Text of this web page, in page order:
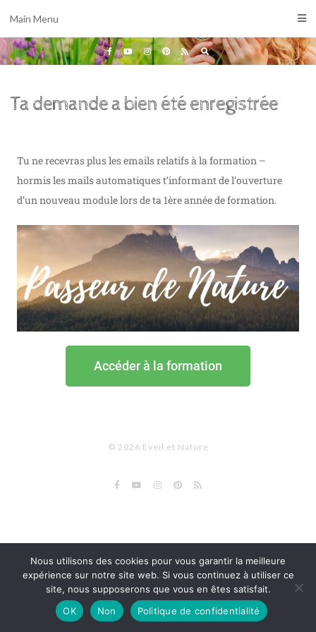
Main Menu
Ta demande a bien été enregistrée
Tu ne recevras plus les emails relatifs à la formation –
hormis les mails automatiques t’informant de l’ouverture
d’un nouveau module lors de ta 1ère année de formation.
Accéder à la formation
© 2026 Eveil et Nature
Nous utilisons des cookies pour vous garantir la meilleure
expérience sur notre site web. Si vous continuez à utiliser ce
site, nous supposerons que vous en êtes satisfait.
OK
Non Politique de confidentialité